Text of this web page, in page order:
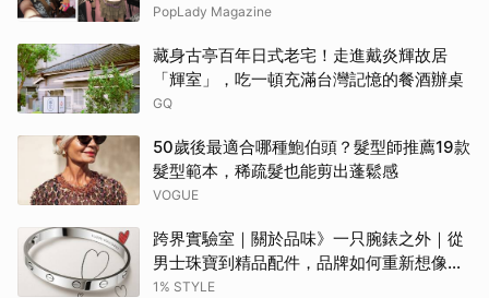
穿搭，把平成DNA穿進日常
PopLady Magazine
藏身古亭百年日式老宅！走進戴炎輝故居
「輝室」，吃一頓充滿台灣記憶的餐酒辦桌
GQ
50歲後最適合哪種鮑伯頭？髮型師推薦19款
髮型範本，稀疏髮也能剪出蓬鬆感
VOGUE
跨界實驗室｜關於品味》一只腕錶之外｜從
男士珠寶到精品配件，品牌如何重新想像當
代男性？
1% STYLE